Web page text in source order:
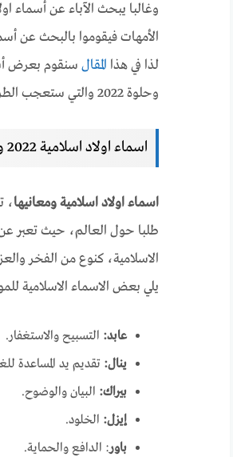
وغالبا يبحث الآباء عن أسماء
الأمهات فيقوموا بالبحث عن
لذا في هذا المقال سنقوم بعرض
وحلوة 2022 والتي ستعجب الطرفين، الآباء والأمهات.
اسماء اولاد اسلامية 2022 ومعانيها
اسماء اولاد اسلامية ومعانيها،
طلبا حول العالم، حيث تعبر
الاسلامية، كنوع من الفخر
يلي بعض الاسماء الاسلامية
عابد: التسبيح والاستغفار.
ينال: تقديم يد المساعدة
بيراك: البيان والوضوح.
إيزل: الخلود.
باور: الدافع والحماية.